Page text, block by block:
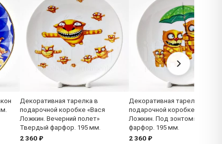
Декоративная тарелка в
подарочной коробке «Вася
Ложкин. Вечерний полет»
Твердый фарфор. 195 мм.
2 360 ₽
Декоративная тарелка в
подарочной коробке «Вася
Ложкин. Под зонтом»
фарфор. 195 мм.
2 360 ₽